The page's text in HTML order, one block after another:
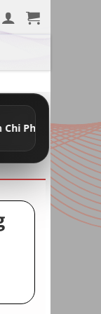
Máy Học Tập -